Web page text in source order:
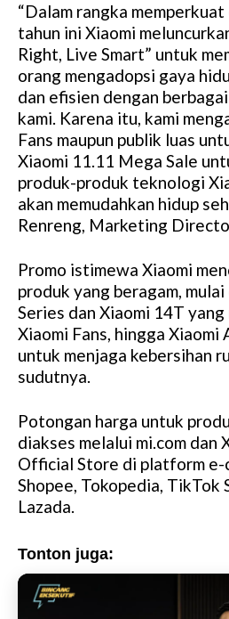
“Dalam rangka
tahun ini Xiaomi
Right, Live Smart” untuk
orang mengadopsi gaya
dan efisien dengan
kami. Karena itu, kami
Fans maupun publik luas
Xiaomi 11.11 Mega Sale
produk-produk teknologi
akan memudahkan hidup
Renreng, Marketing
Promo istimewa Xiaomi
produk yang beragam,
Series dan Xiaomi 14T
Xiaomi Fans, hingga
untuk menjaga kebersihan
sudutnya.
Potongan harga untuk
diakses melalui mi.com dan
Official Store di platform e-
Shopee, Tokopedia, TikTok
Lazada.
Tonton juga: